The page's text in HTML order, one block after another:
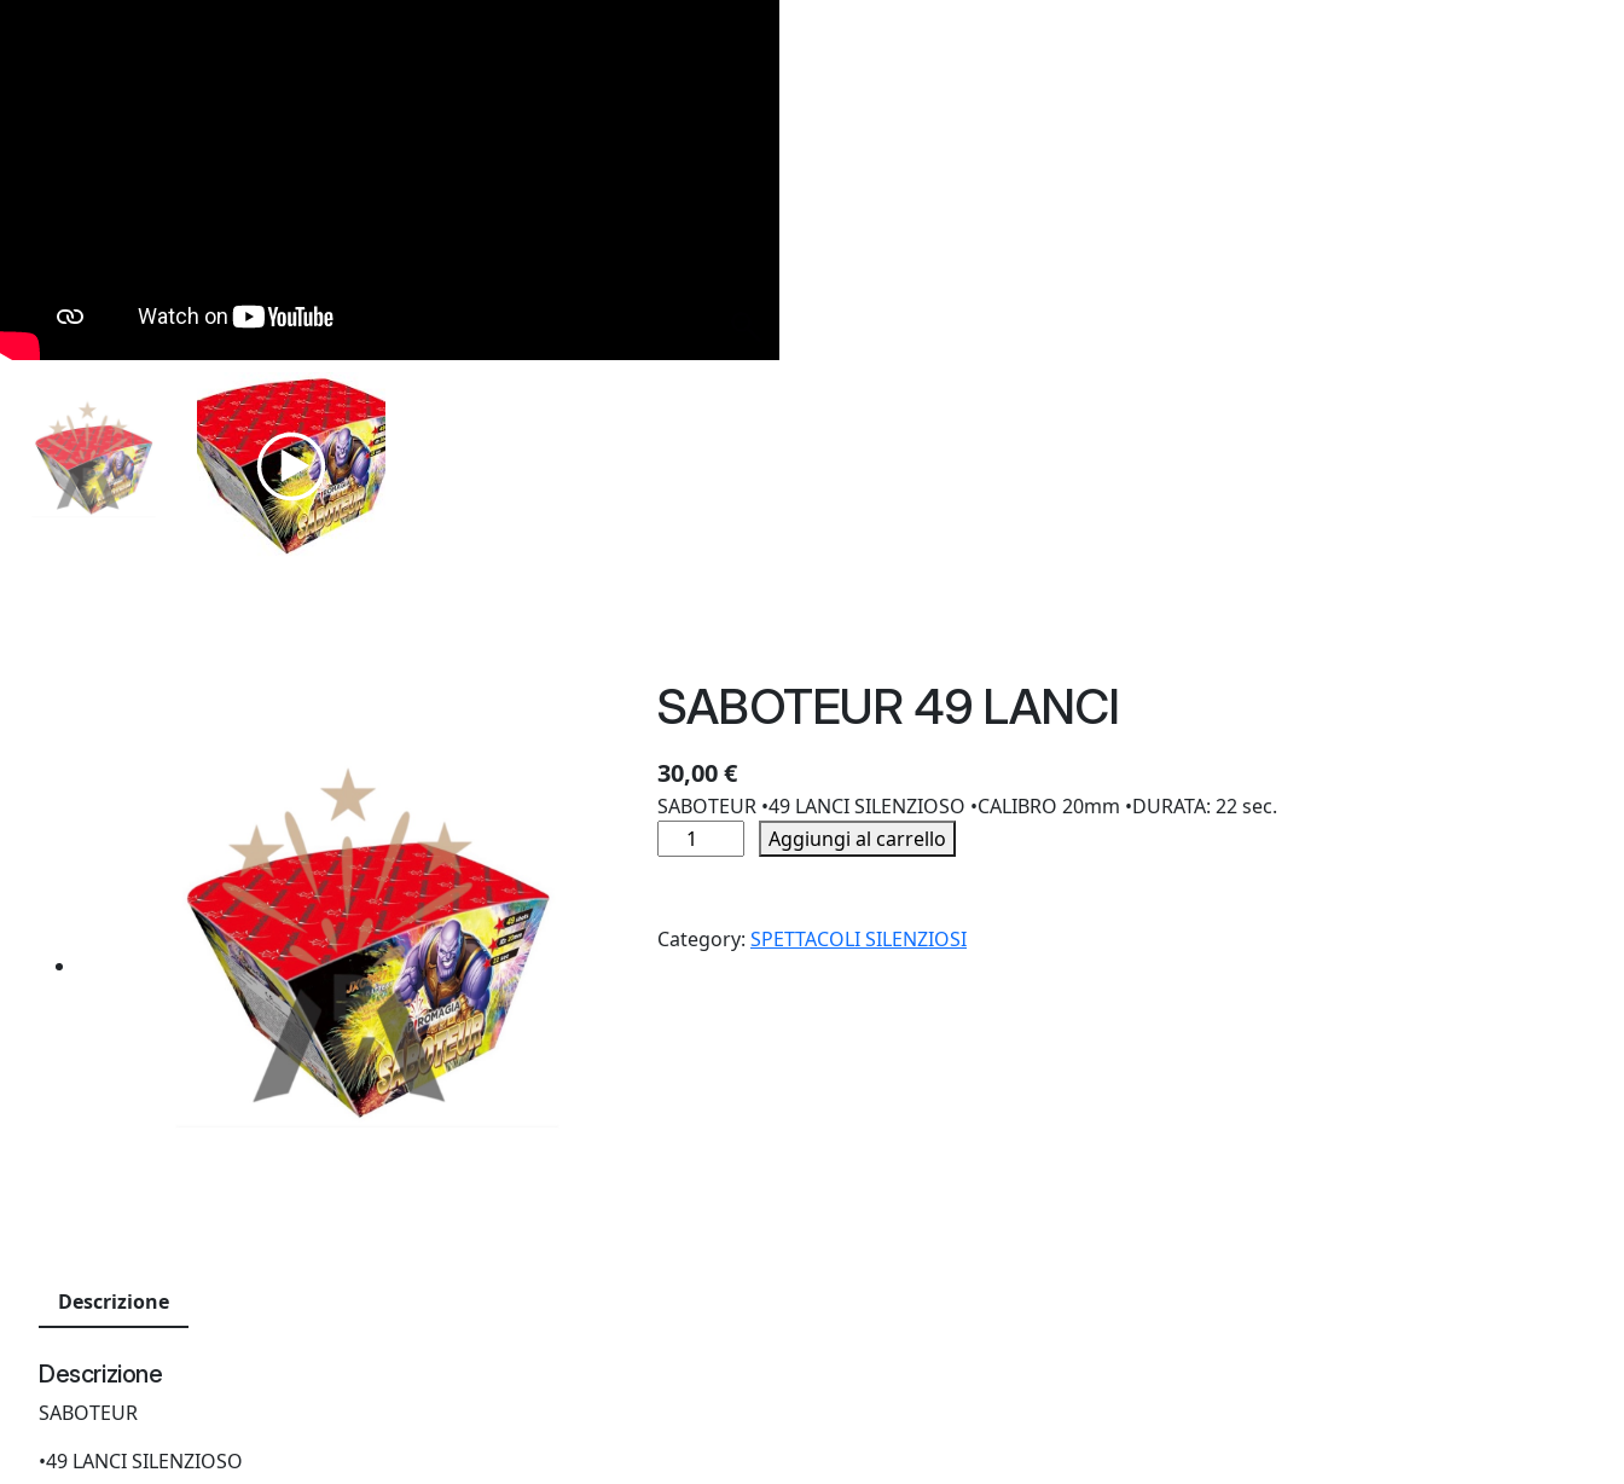
SABOTEUR 49 LANCI
30,00€
SABOTEUR •49 LANCI SILENZIOSO •CALIBRO 20mm •DURATA: 22 sec.
A
T
Aggiungi al carrello
Category: SPETTACOLI SILENZIOSI
Descrizione
Descrizione
SABOTEUR
•49 LANCI SILENZIOSO